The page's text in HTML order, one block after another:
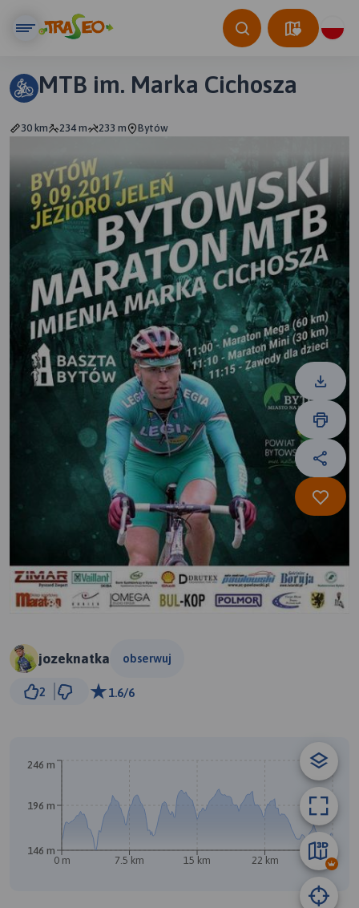
MTB im. Marka Cichosza
30 km 234 m 233 m Bytów
jozeknatka obserwuj
2 1.6/6
B
A
0 m 7.5 km 15 km 22 km 30 km
146 m
196 m
246 m